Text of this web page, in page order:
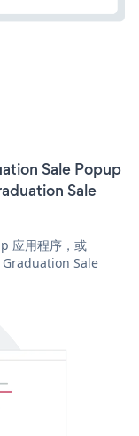
Sale Popup
Sale
应用程序，或
Sale